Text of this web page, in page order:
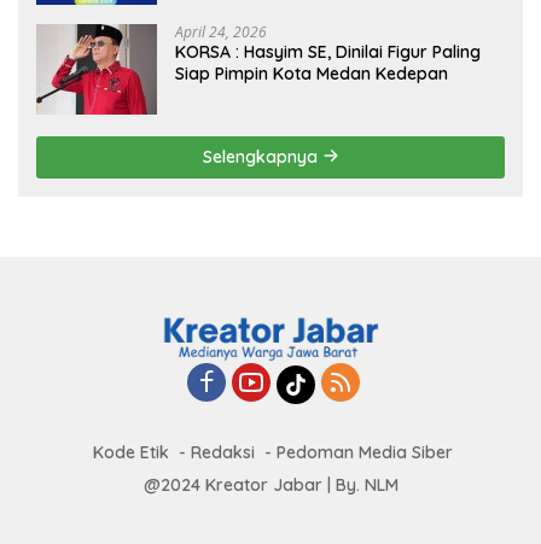
April 24, 2026
KORSA : Hasyim SE, Dinilai Figur Paling
Siap Pimpin Kota Medan Kedepan
Selengkapnya
Kode Etik Redaksi
Pedoman Media Siber
@2024 Kreator Jabar | By. NLM